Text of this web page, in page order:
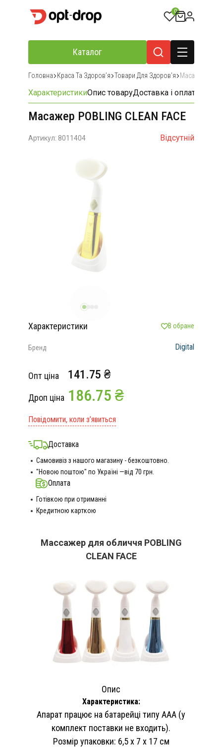
0
Каталог
Головна Краса Та Здоровʼя Товари Для Здоровʼя Масажери Та
ХарактеристикиОпис товаруДоставка і оплата
Масажер POBLING CLEAN FACE
Артикул: 8011404 Відсутній
Характеристики В обране
Бренд Digital
Опт ціна 141.75 ₴
Дроп ціна 186.75 ₴
Повідомити, коли з’явиться
Доставка
Самовивіз з нашого магазину - безкоштовно.
"Новою поштою" по Україні —від 70 грн.
Оплата
Готівкою при отриманні
Кредитною карткою
Массажер для обличчя POBLING
CLEAN FACE
Опис
Характеристика:
Апарат працює на батарейці типу ААА (у
комплект поставки не входить).
Розмір упаковки: 6,5 х 7 х 17 см